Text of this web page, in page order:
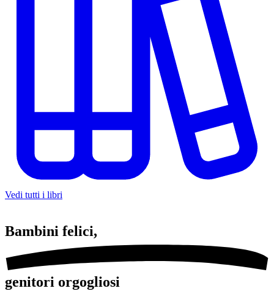
Vedi tutti i libri
Bambini felici,
genitori orgogliosi